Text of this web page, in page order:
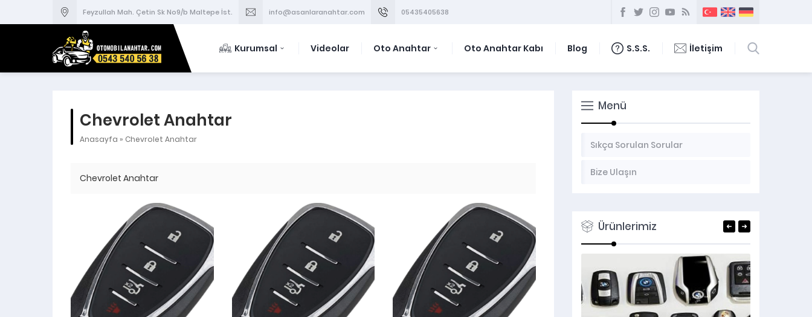
Feyzullah Mah. Çetin Sk No9/b Maltepe İst. info@asanlaranahtar.com 05435405638
Kurumsal Videolar Oto Anahtar Oto Anahtar Kabı Blog S.S.S. İletişim
Chevrolet Anahtar
Anasayfa » Chevrolet Anahtar
Chevrolet Anahtar
Menü
Sıkça Sorulan Sorular
Bize Ulaşın
Ürünlerimiz